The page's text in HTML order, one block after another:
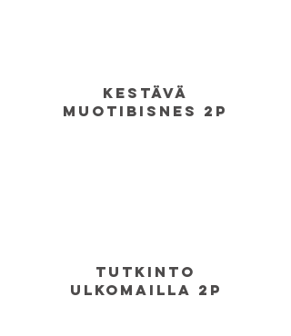
kestävä
muotibisnes 2p
tutkinto
ulkomailla 2p